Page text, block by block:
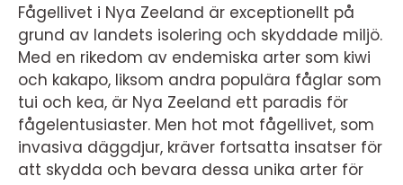
Fågellivet i Nya Zeeland är exceptionellt på
grund av landets isolering och skyddade miljö.
Med en rikedom av endemiska arter som kiwi
och kakapo, liksom andra populära fåglar som
tui och kea, är Nya Zeeland ett paradis för
fågelentusiaster. Men hot mot fågellivet, som
invasiva däggdjur, kräver fortsatta insatser för
att skydda och bevara dessa unika arter för